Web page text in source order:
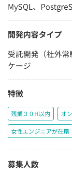
MySQL、
開発内容タイプ
受託開発（社外
ケージ
特徴
残業３０H以内 オ
女性エンジニアが在籍
募集人数